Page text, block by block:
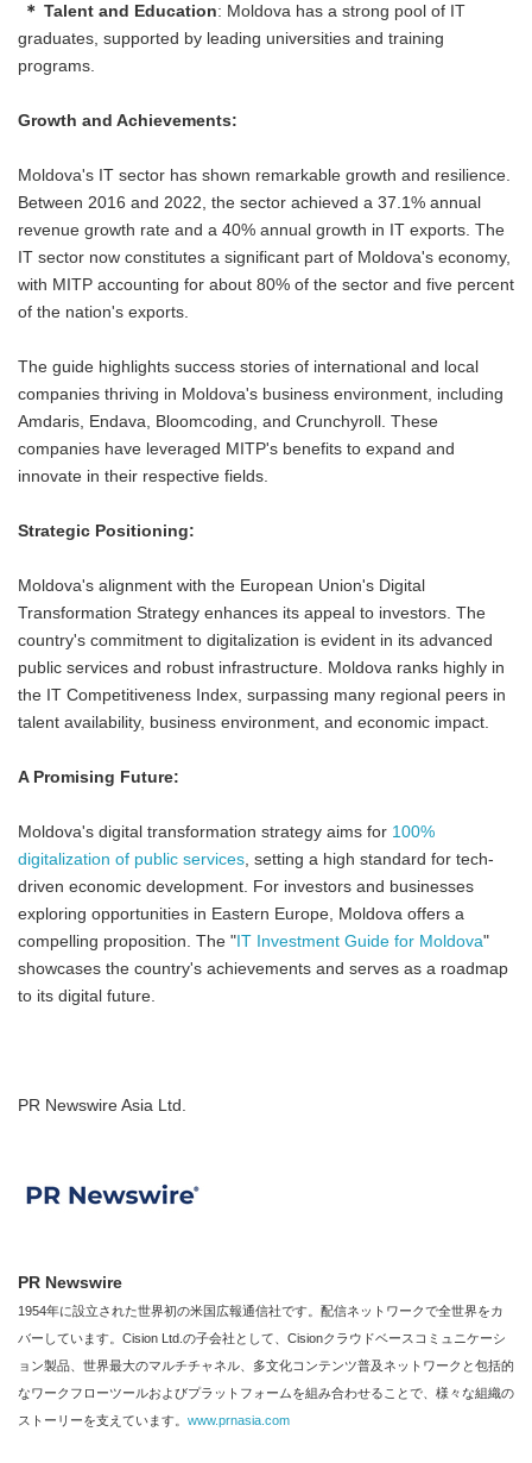
＊ Talent and Education: Moldova has a strong pool of IT
graduates, supported by leading universities and training
programs.
Growth and Achievements:
Moldova's IT sector has shown remarkable growth and resilience.
Between 2016 and 2022, the sector achieved a 37.1% annual
revenue growth rate and a 40% annual growth in IT exports. The
IT sector now constitutes a significant part of Moldova's economy,
with MITP accounting for about 80% of the sector and five percent
of the nation's exports.
The guide highlights success stories of international and local
companies thriving in Moldova's business environment, including
Amdaris, Endava, Bloomcoding, and Crunchyroll. These
companies have leveraged MITP's benefits to expand and
innovate in their respective fields.
Strategic Positioning:
Moldova's alignment with the European Union's Digital
Transformation Strategy enhances its appeal to investors. The
country's commitment to digitalization is evident in its advanced
public services and robust infrastructure. Moldova ranks highly in
the IT Competitiveness Index, surpassing many regional peers in
talent availability, business environment, and economic impact.
A Promising Future:
Moldova's digital transformation strategy aims for 100%
digitalization of public services, setting a high standard for tech-
driven economic development. For investors and businesses
exploring opportunities in Eastern Europe, Moldova offers a
compelling proposition. The " IT Investment Guide for Moldova"
showcases the country's achievements and serves as a roadmap
to its digital future.
PR Newswire Asia Ltd.
PR Newswire
1954年に設立された世界初の米国広報通信社です。配信ネットワークで全世界をカ
バーしています。Cision Ltd.の子会社として、Cisionクラウドベースコミュニケーシ
ョン製品、世界最大のマルチチャネル、多文化コンテンツ普及ネットワークと包括的
なワークフローツールおよびプラットフォームを組み合わせることで、様々な組織の
ストーリーを支えています。 www.prnasia.com